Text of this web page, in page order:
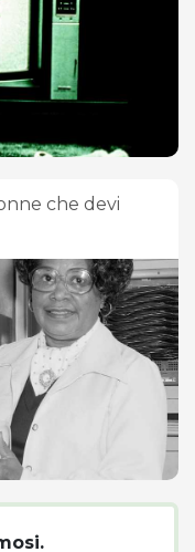
che devi